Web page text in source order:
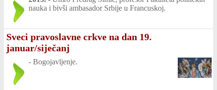
nauka i bivši ambasador Srbije u Francuskoj.
Sveci pravoslavne crkve na dan 19.
januar/siječanj
- Bogojavljenje.